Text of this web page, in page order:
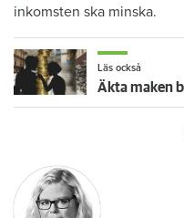
inkomsten ska minska.
Läs också